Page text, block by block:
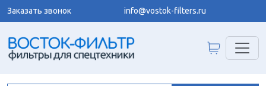
Заказать звонок info@vostok-filters.ru